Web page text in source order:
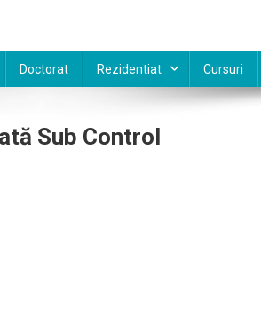
Doctorat Rezidentiat Cursuri
Sub Control